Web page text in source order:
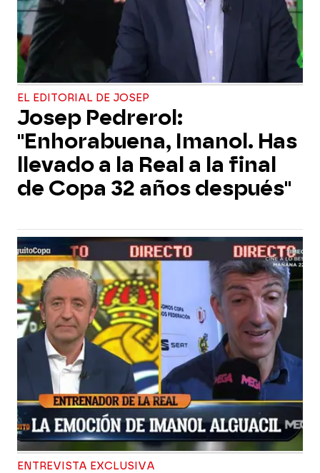
EL EDITORIAL DE JOSEP
Josep Pedrerol:
"Enhorabuena, Imanol. Has
llevado a la Real a la final
de Copa 32 años después"
ENTREVISTA EXCLUSIVA